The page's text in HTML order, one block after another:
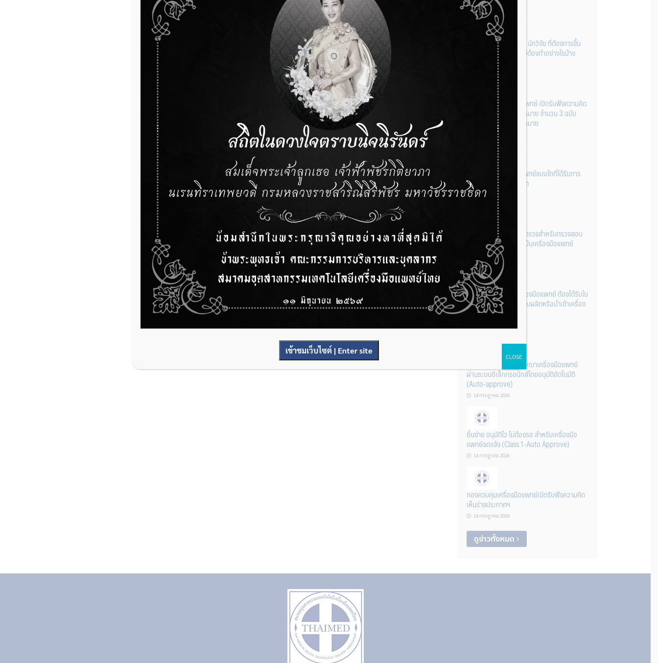
22 กรกฎาคม 2026
ผู้ประกอบการผลิต และ นักวิจัย ที่ต้องการขึ้น
ทะเบียนเครื่องมือแพทย์ต้องทำอย่างไรบ้าง
22 กรกฎาคม 2026
กองควบคุมเครื่องมือแพทย์ เปิดรับฟังความคิด
เห็นหลักการยกร่างกฎหมาย จำนวน 3 ฉบับ
ผ่านระบบกลางทางกฎหมาย
22 กรกฎาคม 2026
การโฆษณาเครื่องมือแพทย์แบบใดที่ได้รับการ
ยกเว้นไม่ต้องขออนุญาต
14 กรกฎาคม 2026
รู้หรือไม่? ผลิตภัณฑ์ชุดตรวจสําหรับตรวจสอบ
การปนเปื้อนแบบใดจัดเป็นเครื่องมือแพทย์
14 กรกฎาคม 2026
การนำเข้าหรือผลิตเครื่องมือแพทย์ ต้องได้รับใบ
จดทะเบียนสถานประกอบผลิตหรือนำเข้าเครื่อง
มือแพทย์ก่อนเท่านั้น
ระบบการขออนุญาตโฆษณาเครื่องมือแพทย์
ผ่านระบบอิเล็กทรอนิกส์โดยอนุมัติอัตโนมัติ
(Auto-approve)
14 กรกฎาคม 2026
ยื่นง่าย อนุมัติไว ไม่ต้องรอ สำหรับเครื่องมือ
แพทย์จดแจ้ง (Class 1-Auto Approve)
14 กรกฎาคม 2026
กองควบคุมเครื่องมือแพทย์เปิดรับฟังความคิด
เห็นร่างประกาศฯ
14 กรกฎาคม 2026
ดูข่าวทั้งหมด
เข้าชมเว็บไซต์ | Enter site
CLOSE